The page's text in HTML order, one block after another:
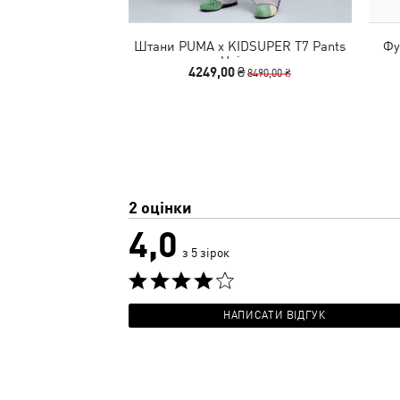
Штани PUMA x KIDSUPER T7 Pants
Unisex
4249,00 ₴8490,00 ₴
2 оцінки
4,0 з 5 зірок
НАПИСАТИ ВІДГУК